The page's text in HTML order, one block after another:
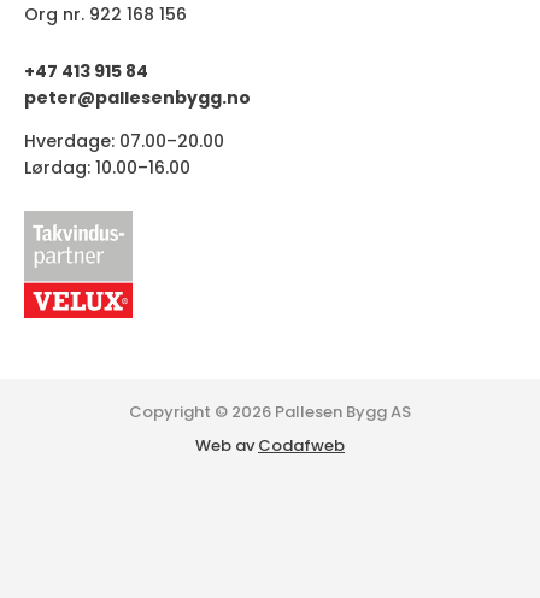
Org nr. 922 168 156
+47 413 915 84
peter@pallesenbygg.no
Hverdage: 07.00–20.00
Lørdag: 10.00–16.00
Copyright © 2026 Pallesen Bygg AS
Web avCodafweb